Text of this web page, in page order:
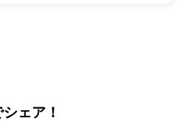
シェア！